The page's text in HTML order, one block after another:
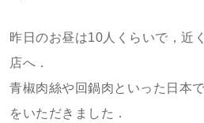
昨日のお昼は10人くらいで，近
店へ．
青椒肉絲や回鍋肉といった日本
をいただきました．